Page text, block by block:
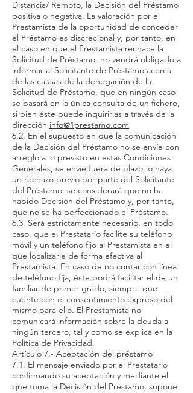
Distancia/ Remoto, la Decisión del Préstamo
positiva o negativa. La valoración por el
Prestamista de la oportunidad de conceder
el Préstamo es discrecional y, por tanto, en
el caso en que el Prestamista rechace la
Solicitud de Préstamo, no vendrá obligado a
informar al Solicitante de Préstamo acerca
de las causas de la denegación de la
Solicitud de Préstamo, que en ningún caso
se basará en la única consulta de un fichero,
si bien éste puede inquirirlas a través de la
dirección info@1prestamo.com
6.2. En el supuesto en que la comunicación
de la Decisión del Préstamo no se envíe con
arreglo a lo previsto en estas Condiciones
Generales, se envíe fuera de plazo, o haya
un rechazo previo por parte del Solicitante
del Préstamo; se considerará que no ha
habido Decisión del Préstamo y, por tanto,
que no se ha perfeccionado el Préstamo.
6.3. Será estrictamente necesario, en todo
caso, que el Prestatario facilite su teléfono
móvil y un teléfono fijo al Prestamista en el
que localizarle de forma efectiva al
Prestamista. En caso de no contar con línea
de teléfono fija, éste podrá facilitar el de un
familiar de primer grado, siempre que
cuente con el consentimiento expreso del
mismo para ello. El Prestamista no
comunicará información sobre la deuda a
ningún tercero, tal y como se explica en la
Política de Privacidad.
Artículo 7.- Aceptación del préstamo
7.1. El mensaje enviado por el Prestatario
confirmando su aceptación y mediante el
que toma la Decisión del Préstamo, supone